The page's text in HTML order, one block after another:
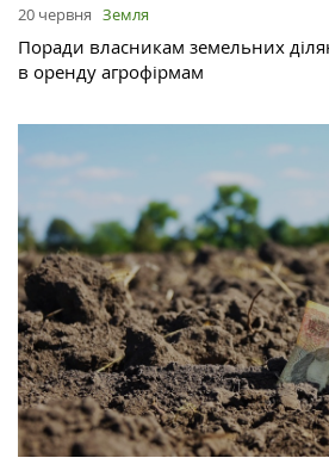
20 червня Земля
Поради власникам земельних
в оренду агрофірмам